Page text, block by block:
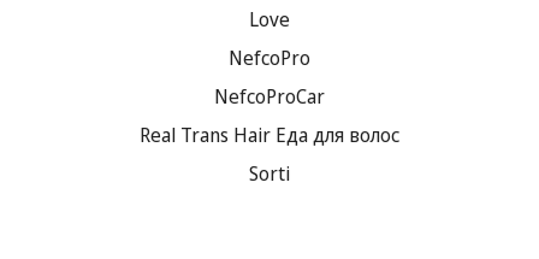
Love
NefcoPro
NefcoProCar
Real Trans Hair Еда для волос
Sorti